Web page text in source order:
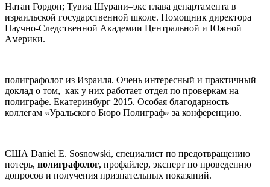
Натан Гордон; Тувиа Шурани–экс глава департамента в
израильской государственной школе. Помощник директора
Научно-Следственной Академии Центральной и Южной
Америки.
полиграфолог из Израиля. Очень интересный и практичный
доклад о том, как у них работает отдел по проверкам на
полиграфе. Екатеринбург 2015. Особая благодарность
коллегам «Уральского Бюро Полиграф» за конференцию.
США Daniel E. Sosnowski, специалист по предотвращению
потерь, полиграфолог, профайлер, эксперт по проведению
допросов и получения признательных показаний.